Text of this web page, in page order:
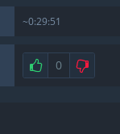
~0:29:51
Нравится
0 Не